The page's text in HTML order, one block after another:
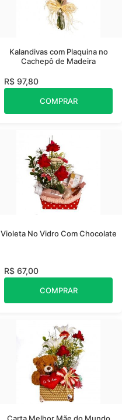
Kalandivas com Plaquina no
Cachepô de Madeira
R$ 97,80
COMPRAR
Violeta No Vidro Com Chocolate
R$ 67,00
COMPRAR